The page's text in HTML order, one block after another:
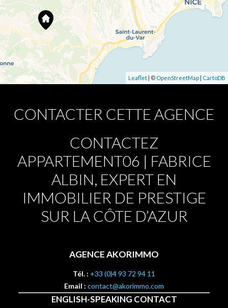
Leaflet | © OpenStreetMap | CartoDB
CONTACTER CETTE AGENCE
CONTACTEZ
APPARTEMENT06 | FABRICE
ALBIN, EXPERT EN
IMMOBILIER DE PRESTIGE
SUR LA CÔTE D’AZUR
AGENCE AKORIMMO
Tél. : +33 (0)4 93 72 94 11
Email : contact@akorimmo.com
ENGLISH-SPEAKING CONTACT